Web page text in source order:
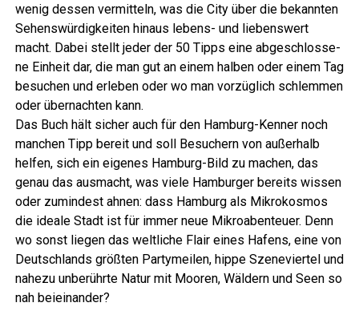
wenig des­sen ver­mit­teln, was die City über die bekann­ten
Sehens­wür­dig­kei­ten hin­aus lebens- und lie­bens­wert
macht. Dabei stellt jeder der 50 Tipps eine abge­schlos­se­
ne Ein­heit dar, die man gut an einem hal­ben oder einem Tag
besu­chen und erle­ben oder wo man vor­züg­lich schlem­men
oder über­nach­ten kann.
Das Buch hält sicher auch für den Ham­burg-Ken­ner noch
man­chen Tipp bereit und soll Besu­chern von außer­halb
hel­fen, sich ein eige­nes Ham­burg-Bild zu machen, das
genau das aus­macht, was vie­le Ham­bur­ger bereits wis­sen
oder zumin­dest ahnen: dass Ham­burg als Mikro­kos­mos
die idea­le Stadt ist für immer neue Mikro­aben­teu­er. Denn
wo sonst lie­gen das welt­li­che Flair eines Hafens, eine von
Deutsch­lands größ­ten Par­ty­mei­len, hip­pe Sze­ne­vier­tel und
nahe­zu unbe­rühr­te Natur mit Moo­ren, Wäl­dern und Seen so
nah beieinander?